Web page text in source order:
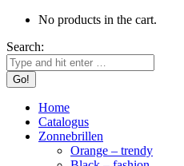
No products in the cart.
Search:
Home
Catalogus
Zonnebrillen
Orange – trendy